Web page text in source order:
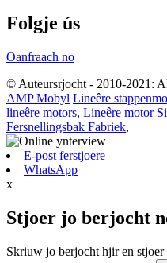
Folgje ús
Oanfraach no
© Auteursrjocht - 2010-2021:
AMP Mobyl Lineêre
lineêre motors, Lineêre motor
Fersnellingsbak Fabriek,
E-post ferstjoere
WhatsApp
x
Stjoer jo berjocht
Skriuw jo berjocht hjir en stjoer